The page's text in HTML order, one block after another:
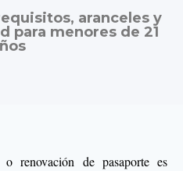
aranceles y
para menores de 21
renovación de pasaporte es